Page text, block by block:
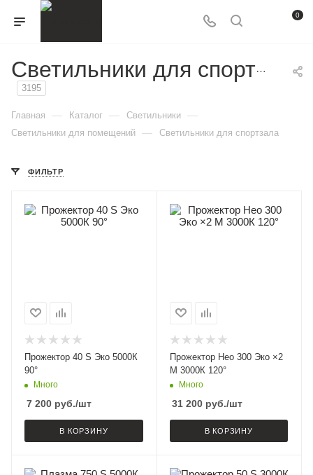
0
Светильники для спортзала
3195
Главная — Каталог — Светильники —
Светильники для помещений — Светильники для спортзала
ФИЛЬТР
Прожектор 40 S Эко 5000К
90°
Много
7 200 руб./шт
В КОРЗИНУ
Прожектор Нео 300 Эко ×2
M 3000К 120°
Много
31 200руб./шт
В КОРЗИНУ